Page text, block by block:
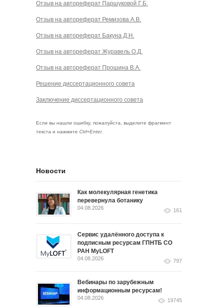
Отзыв на автореферат Паршуковой Г.Б.
Отзыв на автореферат Ремизова А.В.
Отзыв на автореферат Бакуна Д.Н.
Отзыв на автореферат Журавель О.Д.
Отзыв на автореферат Прошина В.А.
Решение диссертационного совета
Заключение диссертационного совета
Если вы нашли ошибку, пожалуйста, выделите фрагмент
текста и нажмите Ctrl+Enter.
Новости
Как молекулярная генетика
перевернула ботанику
04.08.2026 161
Сервис удалённого доступа к
подписным ресурсам ГПНТБ СО
РАН MyLOFT
04.08.2026 797
Вебинары по зарубежным
информационным ресурсам!
04.08.2026 19745